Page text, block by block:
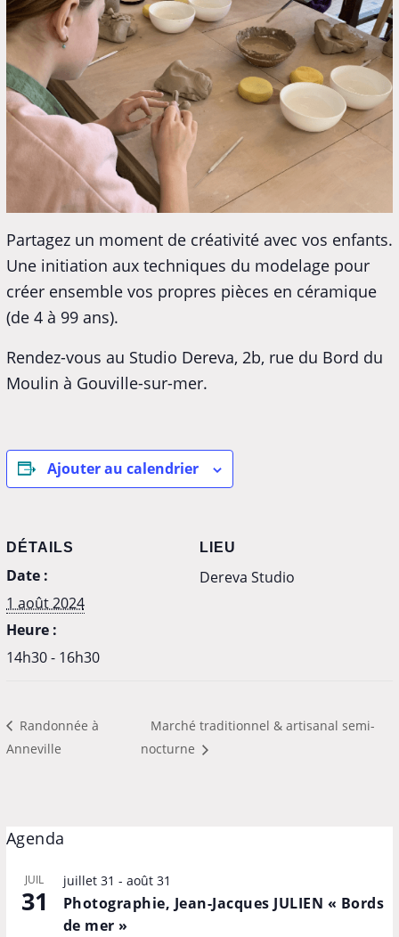
Partagez un moment de créativité avec vos enfants.
Une initiation aux techniques du modelage pour
créer ensemble vos propres pièces en céramique
(de 4 à 99 ans).
Rendez-vous au Studio Dereva, 2b, rue du Bord du
Moulin à Gouville-sur-mer.
Ajouter au calendrier
DÉTAILS
Date :
1 août 2024
Heure :
14h30 - 16h30
LIEU
Dereva Studio
Randonnée à
Anneville
Marché traditionnel & artisanal semi-
nocturne
Agenda
JUIL
31
juillet 31 - août 31
Photographie, Jean-Jacques JULIEN « Bords
de mer »